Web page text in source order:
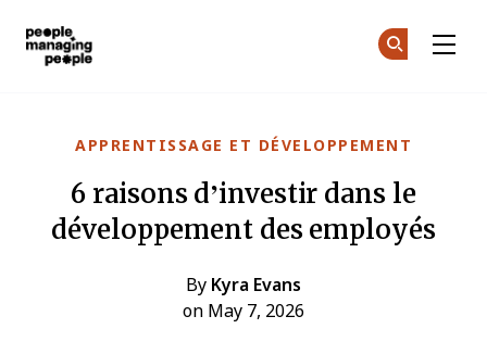
APPRENTISSAGE ET DÉVELOPPEMENT
6 raisons d’investir dans le
développement des employés
By Kyra Evans
on May 7, 2026